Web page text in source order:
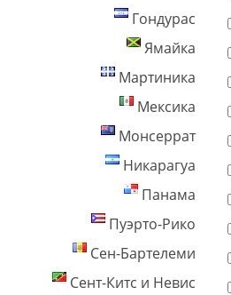
Гондурас
Ямайка
Мартиника
Мексика
Монсеррат
Никарагуа
Панама
Пуэрто-Рико
Сен-Бартелеми
Сент-Китс и Невис